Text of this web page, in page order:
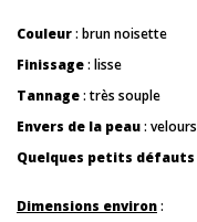
Couleur: brun noisette
Finissage: lisse
Tannage: très souple
Envers de la peau: velours
Quelques petits défauts
Dimensions environ: